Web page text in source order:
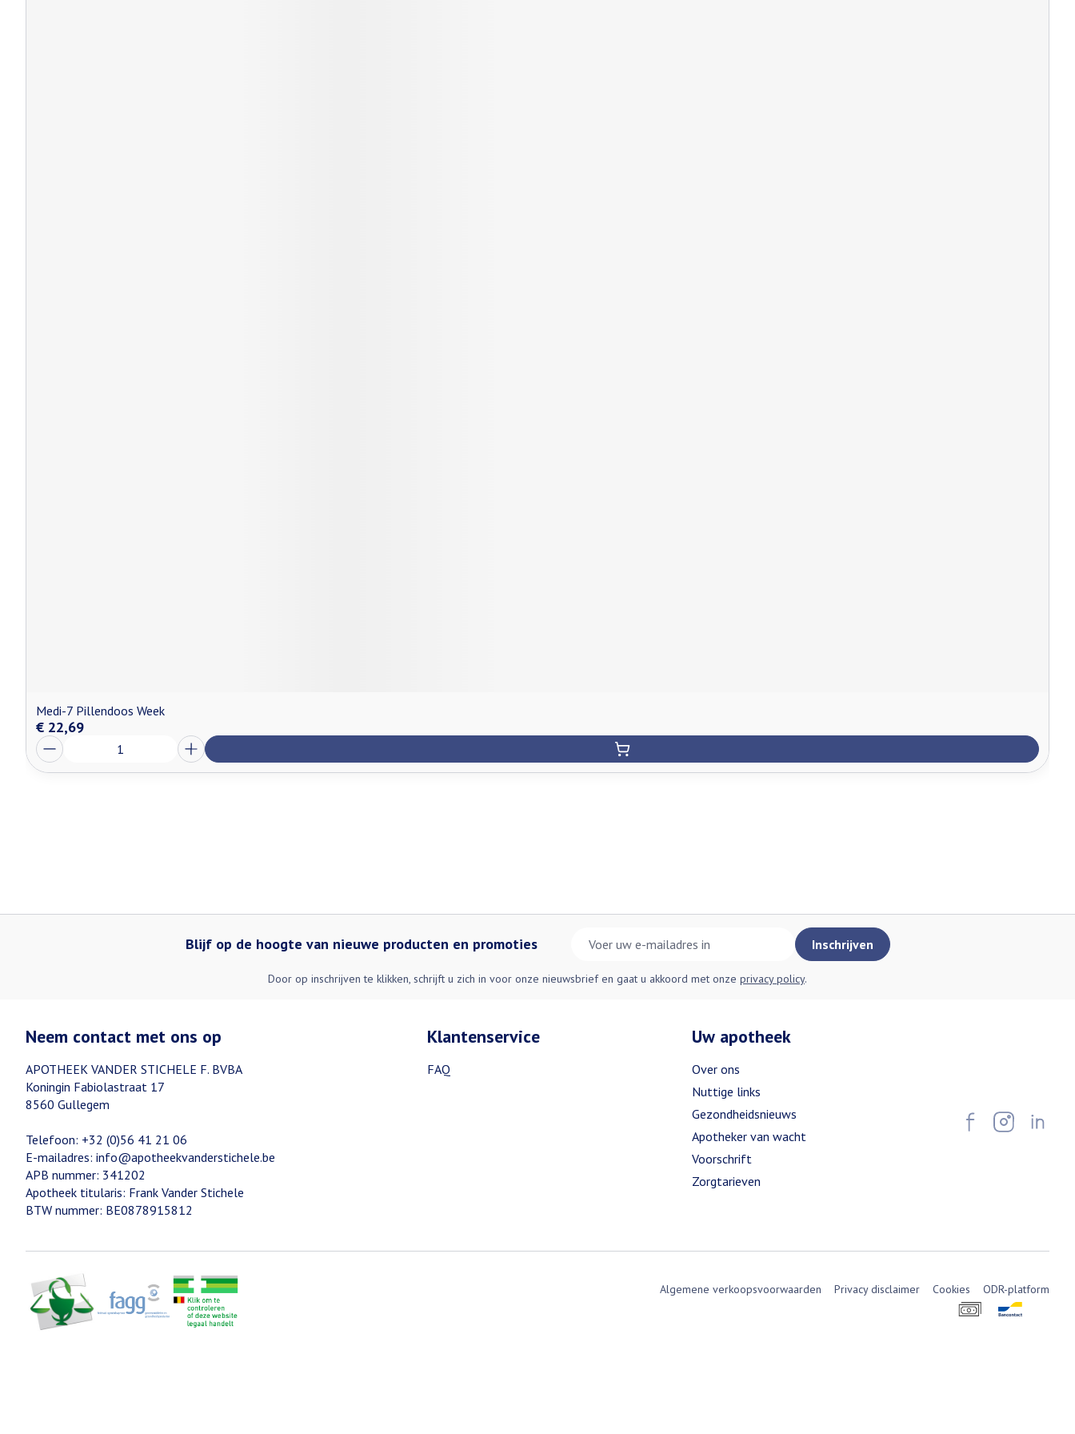
Medi-7 Pillendoos Week
€ 22,69
Aantal
Blijf op de hoogte van nieuwe producten en promoties Inschrijven
Door op inschrijven te klikken, schrijft u zich in voor onze nieuwsbrief en gaat u akkoord met onze privacy policy.
Neem contact met ons op
APOTHEEK VANDER STICHELE F. BVBA
Koningin Fabiolastraat 17
8560 Gullegem
Telefoon: +32 (0)56 41 21 06
E-mailadres: info@apotheekvanderstichele.be
APB nummer: 341202
Apotheek titularis: Frank Vander Stichele
BTW nummer: BE0878915812
Klantenservice
FAQ
Uw apotheek
Over ons
Nuttige links
Gezondheidsnieuws
Apotheker van wacht
Voorschrift
Zorgtarieven
Algemene verkoopsvoorwaarden Privacy disclaimer Cookies ODR-platform